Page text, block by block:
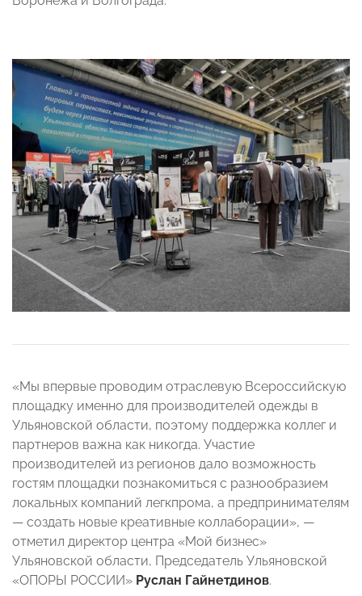
«Мы впервые проводим отраслевую Всероссийскую
площадку именно для производителей одежды в
Ульяновской области, поэтому поддержка коллег и
партнеров важна как никогда. Участие
производителей из регионов дало возможность
гостям площадки познакомиться с разнообразием
локальных компаний легкпрома, а предпринимателям
— создать новые креативные коллаборации», —
отметил директор центра «Мой бизнес»
Ульяновской области, Председатель Ульяновской
«ОПОРЫ РОССИИ» Руслан Гайнетдинов.